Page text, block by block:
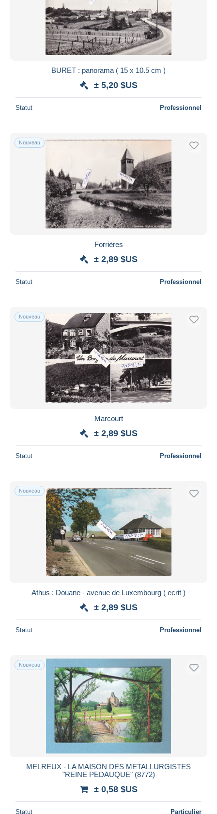
BURET : panorama ( 15 x 10.5 cm )
± 5,20 $US
Statut Professionnel
Nouveau
Forrières
± 2,89 $US
Statut Professionnel
Nouveau
Marcourt
± 2,89 $US
Statut Professionnel
Nouveau
Athus : Douane - avenue de Luxembourg ( ecrit )
± 2,89 $US
Statut Professionnel
Nouveau
MELREUX - LA MAISON DES METALLURGISTES
"REINE PEDAUQUE" (8772)
± 0,58 $US
Statut Particulier